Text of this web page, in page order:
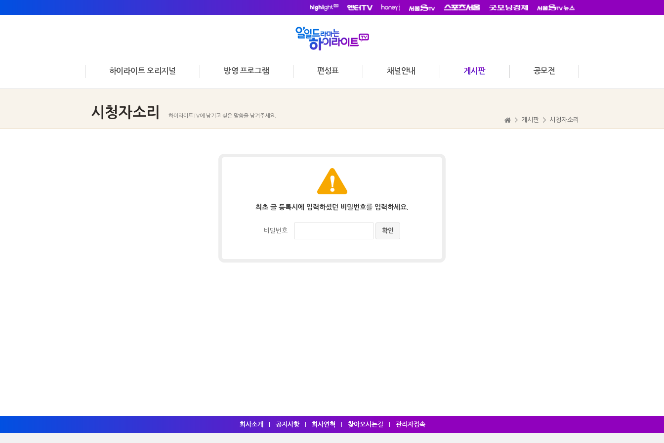
하이라이트 오리지널 방영 프로그램 편성표 채널안내 게시판 공모전
시청자소리 하이라이트TV에 남기고 싶은 말씀을 남겨주세요.
> 게시판 > 시청자소리
최초 글 등록시에 입력하셨던 비밀번호를 입력하세요.
비밀번호
회사소개 공지사항 회사연혁 찾아오시는길 관리자접속